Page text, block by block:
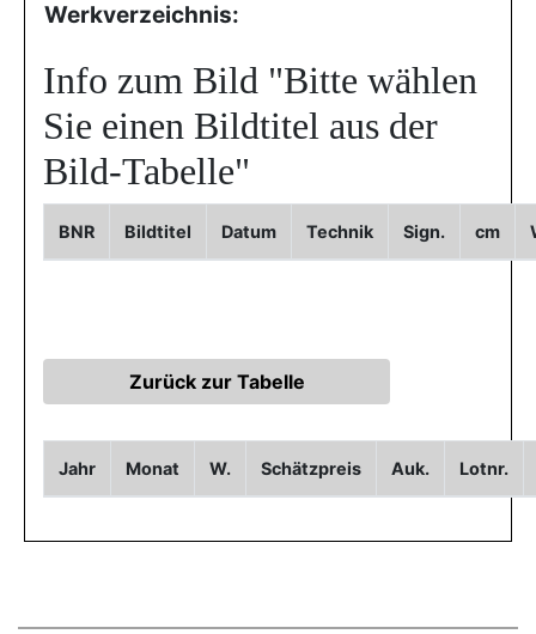
Werkverzeichnis:
Info zum Bild "Bitte wählen
Sie einen Bildtitel aus der
Bild-Tabelle"
BNR Bildtitel Datum Technik Sign. cm
Jahr Monat W. Schätzpreis Auk. Lotnr.